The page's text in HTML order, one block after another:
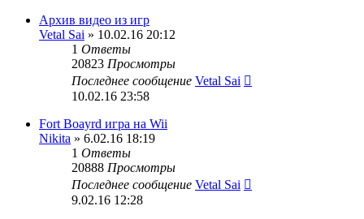
Архив видео из игр
Vetal Sai » 10.02.16 20:12
1 Ответы
20823 Просмотры
Последнее сообщение Vetal Sai
10.02.16 23:58
Fort Boayrd игра на Wii
Nikita » 6.02.16 18:19
1 Ответы
20888 Просмотры
Последнее сообщение Vetal Sai
9.02.16 12:28